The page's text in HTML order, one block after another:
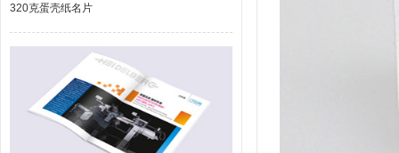
320克蛋壳纸名片